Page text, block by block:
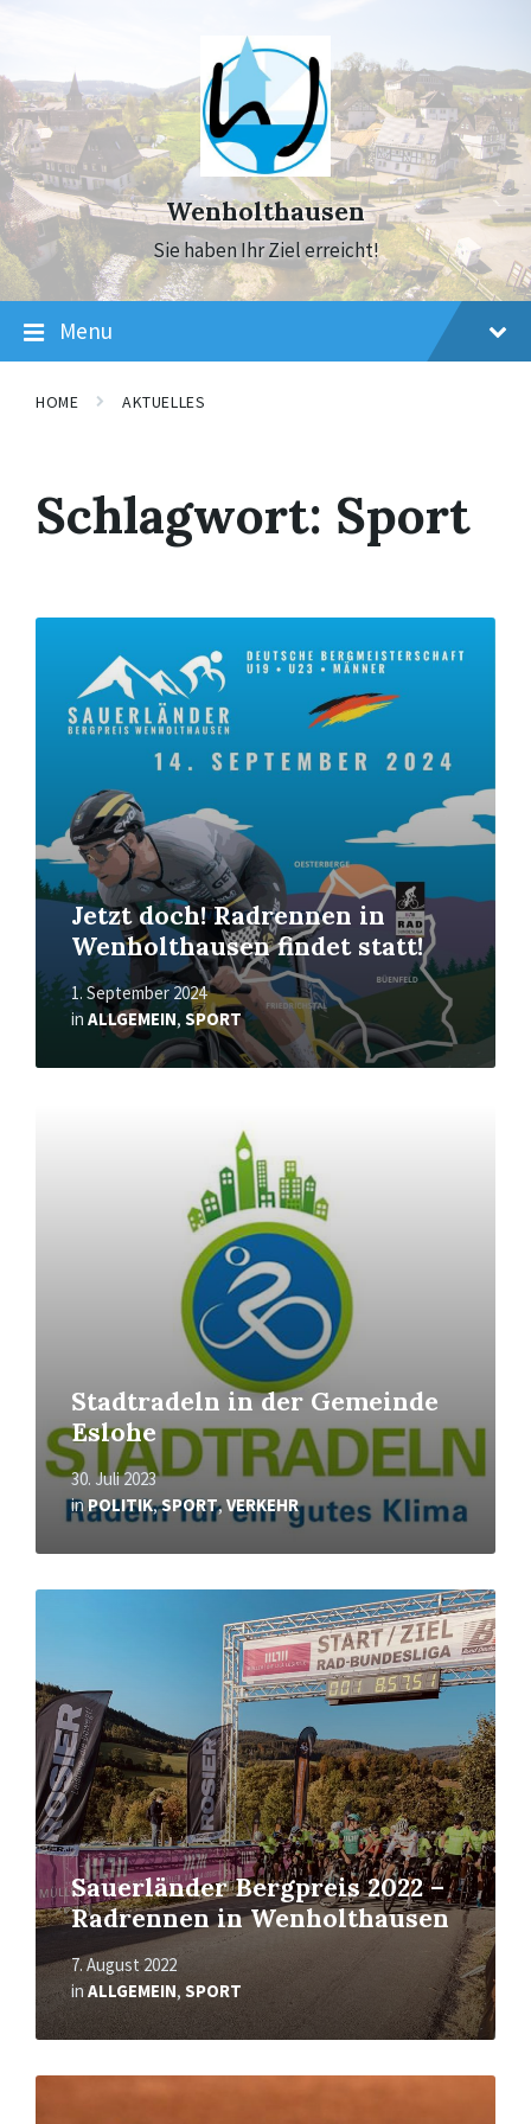
navigation
Wenholthausen
Sie haben Ihr Ziel erreicht!
Menu
HOME AKTUELLES
Schlagwort: Sport
Jetzt doch! Radrennen in
Wenholthausen findet statt!
1. September 2024
in ALLGEMEIN, SPORT
Mehr
Stadtradeln in der Gemeinde
Eslohe
30. Juli 2023
inPOLITIK,SPORT, VERKEHR
Sauerländer Bergpreis 2022 –
Radrennen in Wenholthausen
7. August 2022
inALLGEMEIN, SPORT
Mehr
Mehr